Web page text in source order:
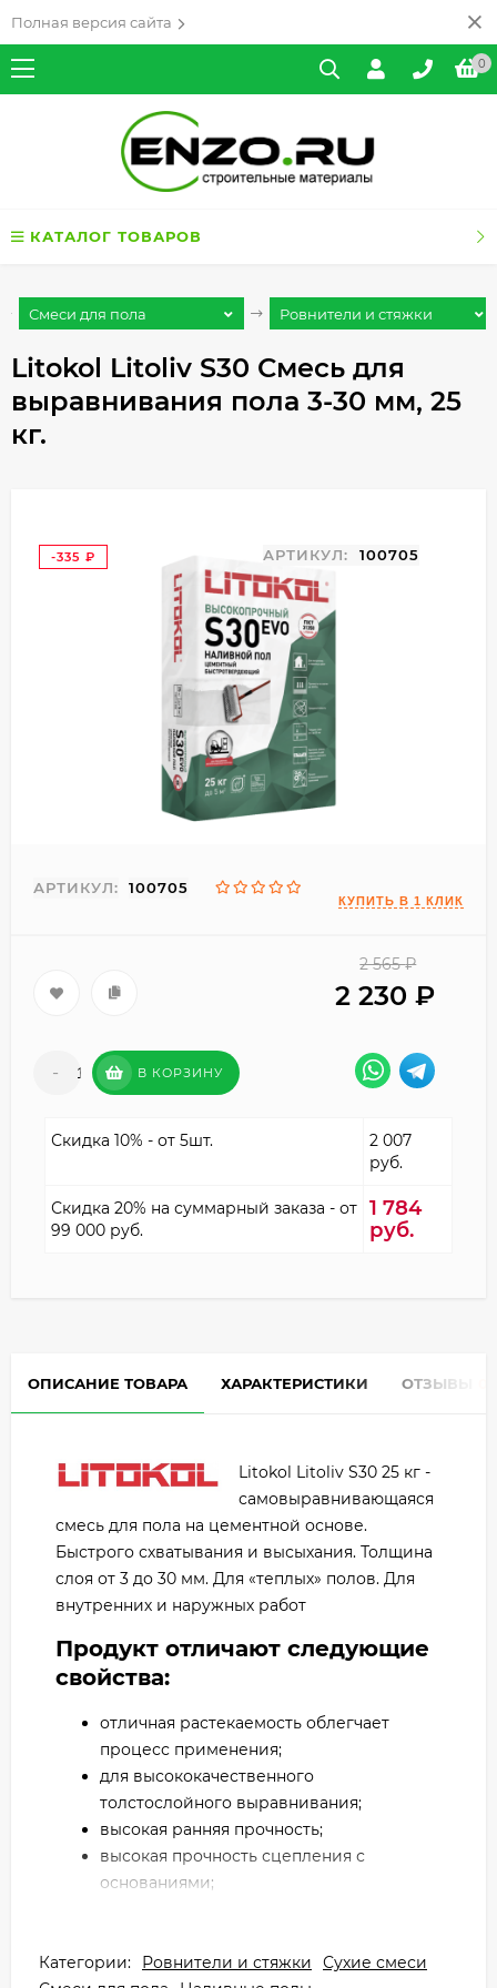
Полная версия сайта
0
КАТАЛОГ ТОВАРОВ
Смеси для пола Ровнители и стяжки
Litokol Litoliv S30 Смесь для
выравнивания пола 3-30 мм, 25
кг.
-335
АРТИКУЛ: 100705
АРТИКУЛ: 100705
2 565 ₽
2 230 ₽
- + В КОРЗИНУ
Скидка 10% - от 5шт.
2 007
руб.
Скидка 20% на суммарный заказа - от
99 000 руб.
1 784
руб.
ОПИСАНИЕ ТОВАРА ХАРАКТЕРИСТИКИ ОТЗЫВЫ
Litokol Litoliv S30 25 кг -
самовыравнивающаяся
смесь для пола на цементной основе.
Быстрого схватывания и высыхания. Толщина
слоя от 3 до 30 мм. Для «теплых» полов. Для
внутренних и наружных работ
Продукт отличают следующие
свойства:
отличная растекаемость облегчает
процесс применения;
для высококачественного
толстослойного выравнивания;
высокая ранняя прочность;
высокая прочность сцепления с
основаниями;
высокая устойчивость к истиранию;
Категории: Ровнители и стяжки
Сухие смеси